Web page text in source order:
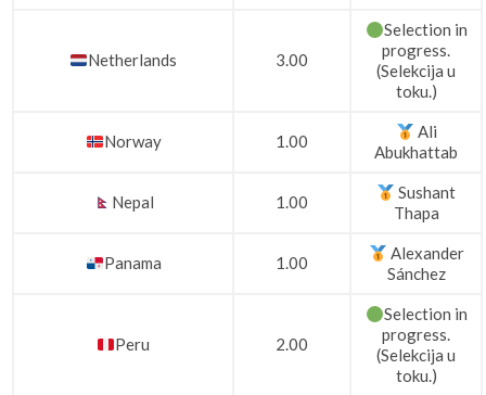
Netherlands 3.00
Selection in
progress.
(Selekcija u
toku.)
Norway 1.00
Ali
Abukhattab
Nepal 1.00
Sushant
Thapa
Panama 1.00
Alexander
Sánchez
Peru 2.00
Selection in
progress.
(Selekcija u
toku.)